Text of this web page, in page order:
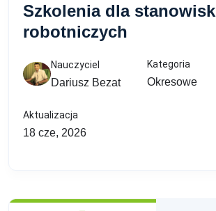
Szkolenia dla stanowisk
robotniczych
Nauczyciel
Dariusz Bezat
Kategoria
Okresowe
Aktualizacja
18 cze, 2026